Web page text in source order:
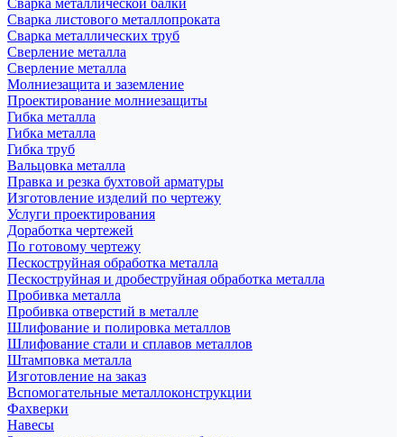
Сварка металлической балки
Сварка листового металлопроката
Сварка металлических труб
Сверление металла
Сверление металла
Молниезащита и заземление
Проектирование молниезащиты
Гибка металла
Гибка металла
Гибка труб
Вальцовка металла
Правка и резка бухтовой арматуры
Изготовление изделий по чертежу
Услуги проектирования
Доработка чертежей
По готовому чертежу
Пескоструйная обработка металла
Пескоструйная и дробеструйная обработка металла
Пробивка металла
Пробивка отверстий в металле
Шлифование и полировка металлов
Шлифование стали и сплавов металлов
Штамповка металла
Изготовление на заказ
Вспомогательные металлоконструкции
Фахверки
Навесы